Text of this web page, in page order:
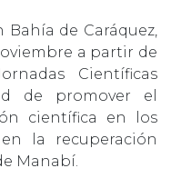
Bahía de Caráquez,
a partir de
Científicas
de promover el
científica en los
la recuperación
Manabí.